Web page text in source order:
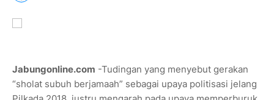
Jabungonline.com -Tudingan yang menyebut gerakan
“sholat subuh berjamaah” sebagai upaya politisasi jelang